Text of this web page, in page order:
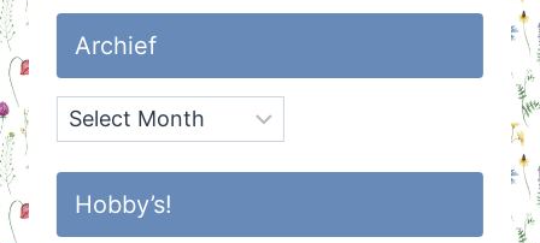
Archief
Archief
Hobby’s!